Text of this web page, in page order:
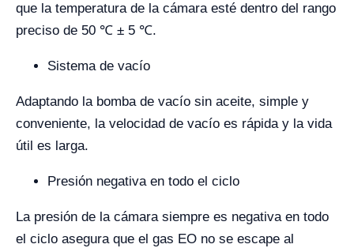
que la temperatura de la cámara esté dentro del rango
preciso de 50 ℃ ± 5 ℃.
Sistema de vacío
Adaptando la bomba de vacío sin aceite, simple y
conveniente, la velocidad de vacío es rápida y la vida
útil es larga.
Presión negativa en todo el ciclo
La presión de la cámara siempre es negativa en todo
el ciclo asegura que el gas EO no se escape al